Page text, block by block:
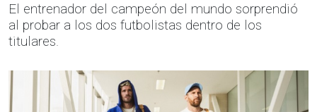
El entrenador del campeón del mundo sorprendió
al probar a los dos futbolistas dentro de los
titulares.